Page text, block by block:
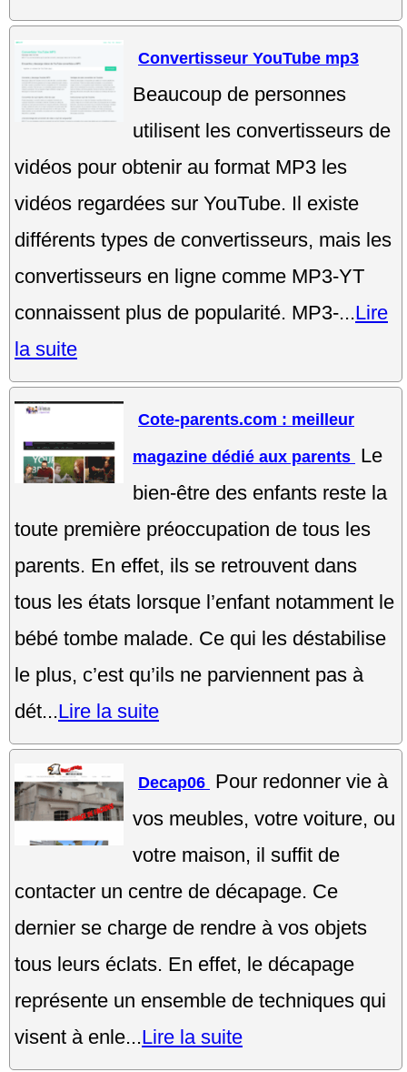
Convertisseur YouTube mp3
Beaucoup de personnes
utilisent les convertisseurs de
vidéos pour obtenir au format MP3 les
vidéos regardées sur YouTube. Il existe
différents types de convertisseurs, mais les
convertisseurs en ligne comme MP3-YT
connaissent plus de popularité. MP3-...Lire
la suite
Cote-parents.com : meilleur
magazine dédié aux parents Le
bien-être des enfants reste la
toute première préoccupation de tous les
parents. En effet, ils se retrouvent dans
tous les états lorsque l’enfant notamment le
bébé tombe malade. Ce qui les déstabilise
le plus, c’est qu’ils ne parviennent pas à
dét...Lire la suite
Decap06 Pour redonner vie à
vos meubles, votre voiture, ou
votre maison, il suffit de
contacter un centre de décapage. Ce
dernier se charge de rendre à vos objets
tous leurs éclats. En effet, le décapage
représente un ensemble de techniques qui
visent à enle...Lire la suite